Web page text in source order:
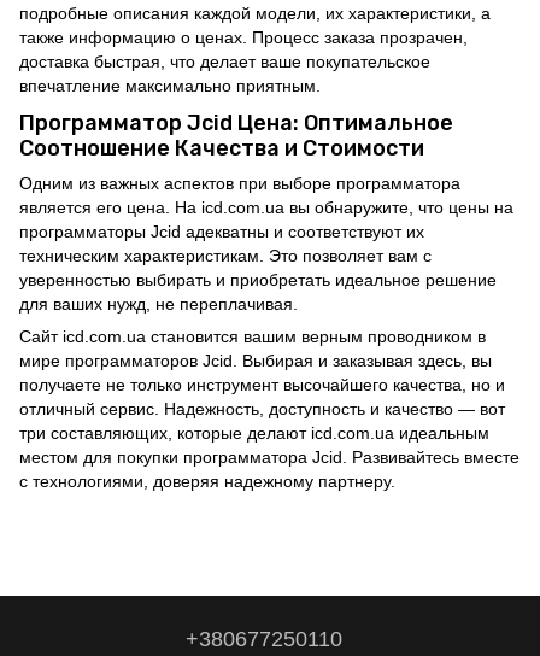
подробные описания каждой модели, их характеристики, а
также информацию о ценах. Процесс заказа прозрачен,
доставка быстрая, что делает ваше покупательское
впечатление максимально приятным.
Программатор Jcid Цена: Оптимальное
Соотношение Качества и Стоимости
Одним из важных аспектов при выборе программатора
является его цена. На icd.com.ua вы обнаружите, что цены на
программаторы Jcid адекватны и соответствуют их
техническим характеристикам. Это позволяет вам с
уверенностью выбирать и приобретать идеальное решение
для ваших нужд, не переплачивая.
Сайт icd.com.ua становится вашим верным проводником в
мире программаторов Jcid. Выбирая и заказывая здесь, вы
получаете не только инструмент высочайшего качества, но и
отличный сервис. Надежность, доступность и качество — вот
три составляющих, которые делают icd.com.ua идеальным
местом для покупки программатора Jcid. Развивайтесь вместе
с технологиями, доверяя надежному партнеру.
+380677250110